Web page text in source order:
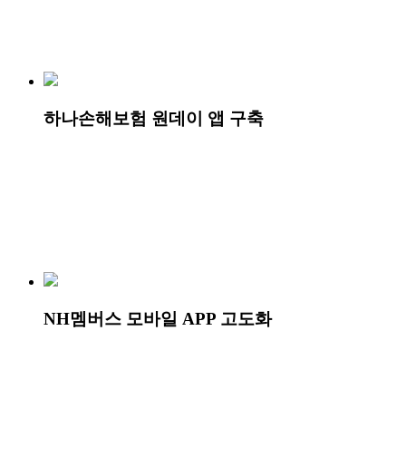
하나손해보험 원데이 앱 구축
NH멤버스 모바일 APP 고도화